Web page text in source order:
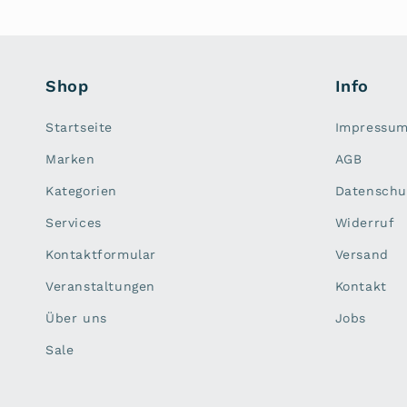
Shop
Startseite
Marken
Kategorien
Services
Kontaktformular
Veranstaltungen
Über uns
Sale
Info
Impressum
AGB
Widerruf
Versand
Kontakt
Jobs